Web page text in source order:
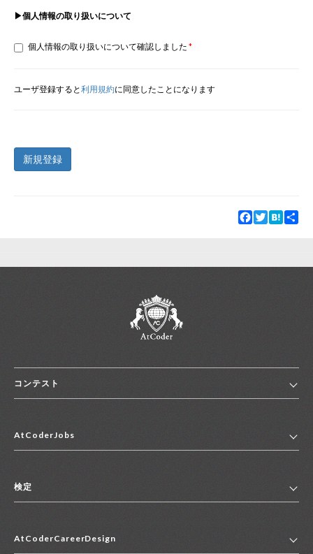
▶個人情報の取り扱いについて
個人情報の取り扱いについて確認しました
ユーザ登録すると利用規約に同意したことになります
新規登録
Facebook
TwitterHatena
コンテスト
コンテスト一覧
便利リンク集
AtCoderJobs
2027年新卒採用求人一覧
中途採用求人一覧
検定
マイページ
AtCoderCareerDesign